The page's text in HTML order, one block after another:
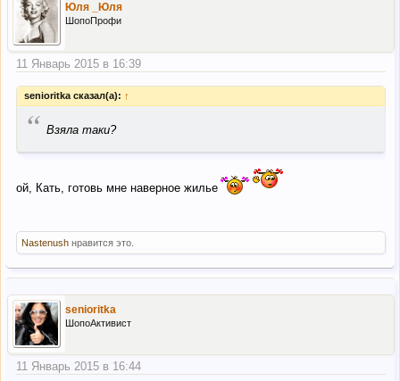
Юля _Юля
ШопоПрофи
11 Январь 2015 в 16:39
senioritka сказал(а): ↑
“ Взяла таки?
ой, Кать, готовь мне наверное жилье
Nastenush нравится это.
senioritka
ШопоАктивист
11 Январь 2015 в 16:44